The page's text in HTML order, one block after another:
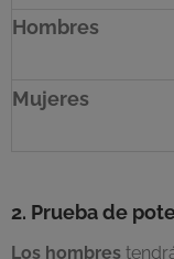
Hombres
Mujeres
2. Prueba de
Los hombres